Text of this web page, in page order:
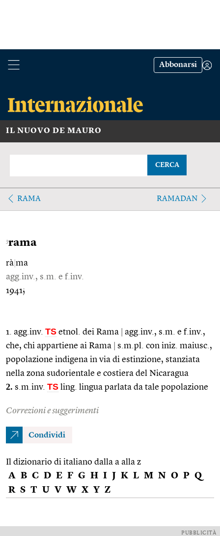
Abbonarsi
IL NUOVO DE MAURO
CERCA
RAMA RAMADAN
3rama
rà ma
agg.inv., s.m. e f.inv.
1941;
1. agg.inv. TS etnol. dei Rama
agg.inv., s.m. e f.inv.,
che, chi appartiene ai Rama
s.m.pl. con iniz. maiusc.,
popolazione indigena in via di estinzione, stanziata
nella zona sudorientale e costiera del Nicaragua
2. s.m.inv. TS ling. lingua parlata da tale popolazione
Correzioni e suggerimenti
Condividi
Il dizionario di italiano dalla a alla z
A B C D E F G H I J K L M N O P Q
R S T U V W X Y Z
PUBBLICITÀ